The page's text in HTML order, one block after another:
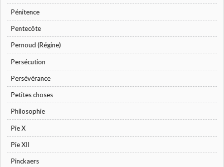
Pénitence
Pentecôte
Pernoud (Régine)
Persécution
Persévérance
Petites choses
Philosophie
Pie X
Pie XII
Pinckaers